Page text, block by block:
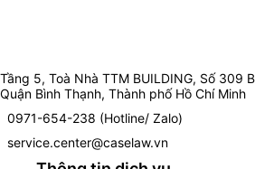
Tầng 5, Toà Nhà TTM BUILDING, Số 309
Quận Bình Thạnh, Thành phố Hồ Chí Minh
0971-654-238 (Hotline/ Zalo)
service.center@caselaw.vn